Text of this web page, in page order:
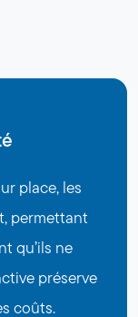
place, les
permettant
qu’ils ne
préserve
coûts.